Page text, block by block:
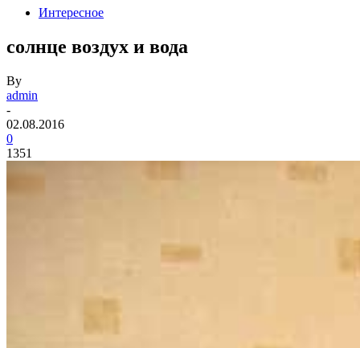
Интересное
солнце воздух и вода
By
admin
-
02.08.2016
0
1351